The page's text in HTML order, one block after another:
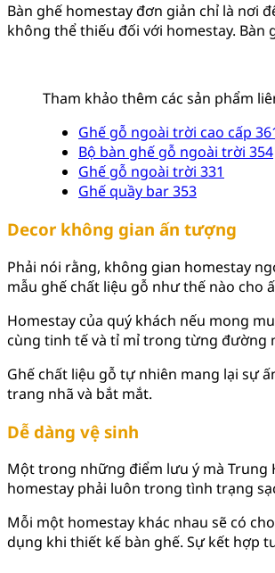
Bàn ghế homestay đơn giản chỉ là nơi
không thể thiếu đối với homestay.
Tham khảo thêm các sản phẩm
Ghế gỗ ngoài trời cao cấp
Bộ bàn ghế gỗ ngoài trời 354
Ghế gỗ ngoài trời 331
Ghế quầy bar 353
Decor không gian ấn tượng
Phải nói rằng, không gian homestay
mẫu ghế chất liệu gỗ như thế nào cho
Homestay của quý khách nếu mong
cùng tinh tế và tỉ mỉ trong từng đường
Ghế chất liệu gỗ tự nhiên mang lại sự
trang nhã và bắt mắt.
Dễ dàng vệ sinh
Một trong những điểm lưu ý mà Trung
homestay phải luôn trong tình trạng
Mỗi một homestay khác nhau sẽ có
dụng khi thiết kế bàn ghế. Sự kết hợp